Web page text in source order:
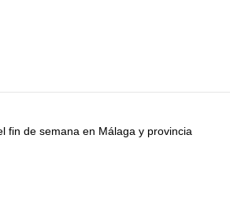
fin de semana en Málaga y provincia